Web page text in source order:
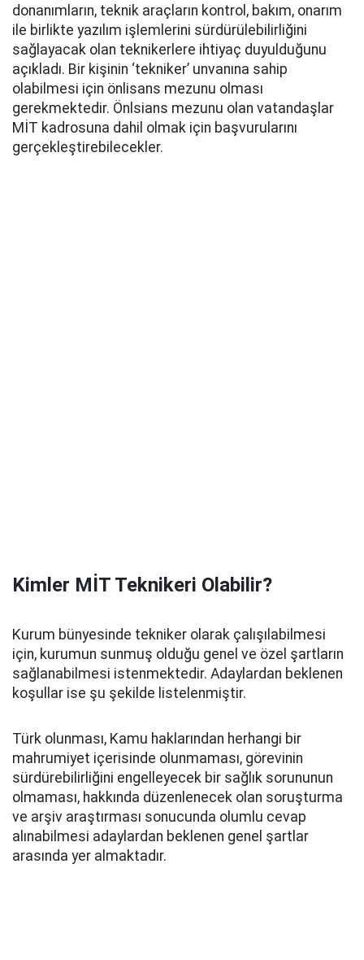
donanımların, teknik araçların kontrol, bakım, onarım
ile birlikte yazılım işlemlerini sürdürülebilirliğini
sağlayacak olan teknikerlere ihtiyaç duyulduğunu
açıkladı. Bir kişinin ‘tekniker’ unvanına sahip
olabilmesi için önlisans mezunu olması
gerekmektedir. Önlsians mezunu olan vatandaşlar
MİT kadrosuna dahil olmak için başvurularını
gerçekleştirebilecekler.
Kimler MİT Teknikeri Olabilir?
Kurum bünyesinde tekniker olarak çalışılabilmesi
için, kurumun sunmuş olduğu genel ve özel şartların
sağlanabilmesi istenmektedir. Adaylardan beklenen
koşullar ise şu şekilde listelenmiştir.
Türk olunması, Kamu haklarından herhangi bir
mahrumiyet içerisinde olunmaması, görevinin
sürdürebilirliğini engelleyecek bir sağlık sorununun
olmaması, hakkında düzenlenecek olan soruşturma
ve arşiv araştırması sonucunda olumlu cevap
alınabilmesi adaylardan beklenen genel şartlar
arasında yer almaktadır.